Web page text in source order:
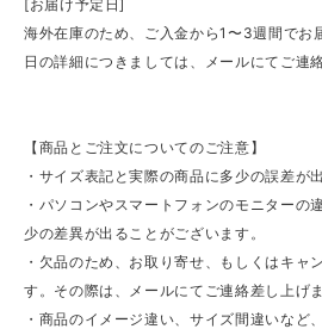
[お届け予定日]
海外在庫のため、ご入金から1〜3週間でお
日の詳細につきましては、メールにてご連
【商品とご注文についてのご注意】
・サイズ表記と実際の商品に多少の誤差が
・パソコンやスマートフォンのモニターの
少の差異が出ることがございます。
・欠品のため、お取り寄せ、もしくはキャ
す。その際は、メールにてご連絡差し上げま
・商品のイメージ違い、サイズ間違いなど